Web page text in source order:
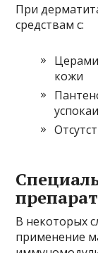
При
средствам с:
кожи
В некоторых
применение